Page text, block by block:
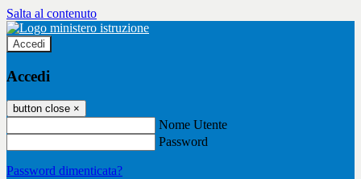
Salta al contenuto
Accedi
Accedi
button close ×
Nome Utente
Password
Password dimenticata?